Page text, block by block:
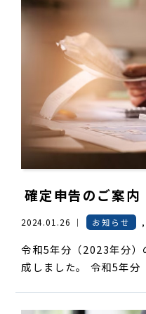
確定申告のご案内
2024.01.26 ｜ お知らせ ,
令和5年分（2023年分）
成しました。 令和5年